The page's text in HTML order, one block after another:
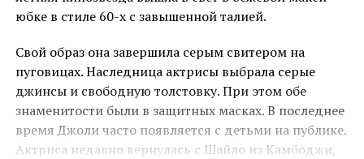
юбке в стиле 60-х с завышенной талией.
Свой образ она завершила серым свитером на
пуговицах. Наследница актрисы выбрала серые
джинсы и свободную толстовку. При этом обе
знаменитости были в защитных масках. В последнее
время Джоли часто появляется с детьми на публике.
Актриса недавно вернулась с Шайло из Камбоджи,